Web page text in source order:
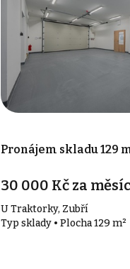
Pronájem skladu 129
30 000 Kč za měsíc
U Traktorky, Zubří
Typ sklady • Plocha 129 m²